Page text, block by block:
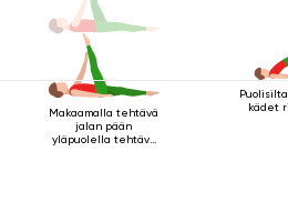
Makaamalla tehtävä
jalan pään
yläpuolella tehtävä
kädet